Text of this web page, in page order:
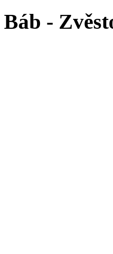
Báb -